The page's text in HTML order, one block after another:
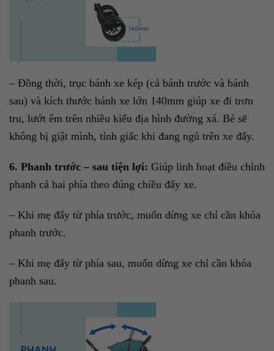
– Đồng thời, trục bánh xe kép (cả bánh trước và bánh
sau) và kích thước bánh xe lớn 140mm giúp xe đi trơn
tru, lướt êm trên nhiều kiểu địa hình đường xá. Bé sẽ
không bị giật mình, tỉnh giấc khi đang ngủ trên xe đẩy.
6. Phanh trước – sau tiện lợi: Giúp linh hoạt điều chỉnh
phanh cả hai phía theo đúng chiều đẩy xe.
– Khi mẹ đẩy từ phía trước, muốn dừng xe chỉ cần khóa
phanh trước.
– Khi mẹ đẩy từ phía sau, muốn dừng xe chỉ cần khóa
phanh sau.